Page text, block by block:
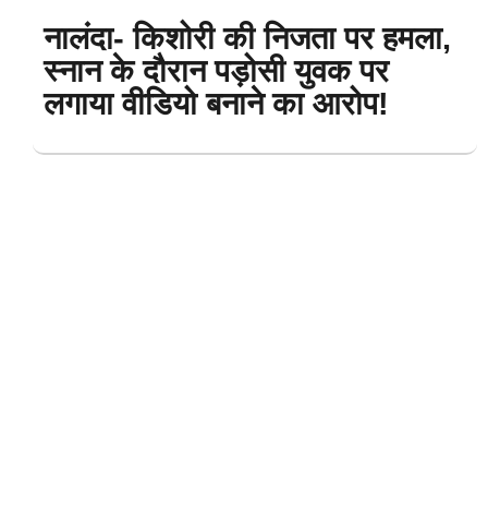
नालंदा- किशोरी की निजता पर हमला,
स्नान के दौरान पड़ोसी युवक पर
लगाया वीडियो बनाने का आरोप!